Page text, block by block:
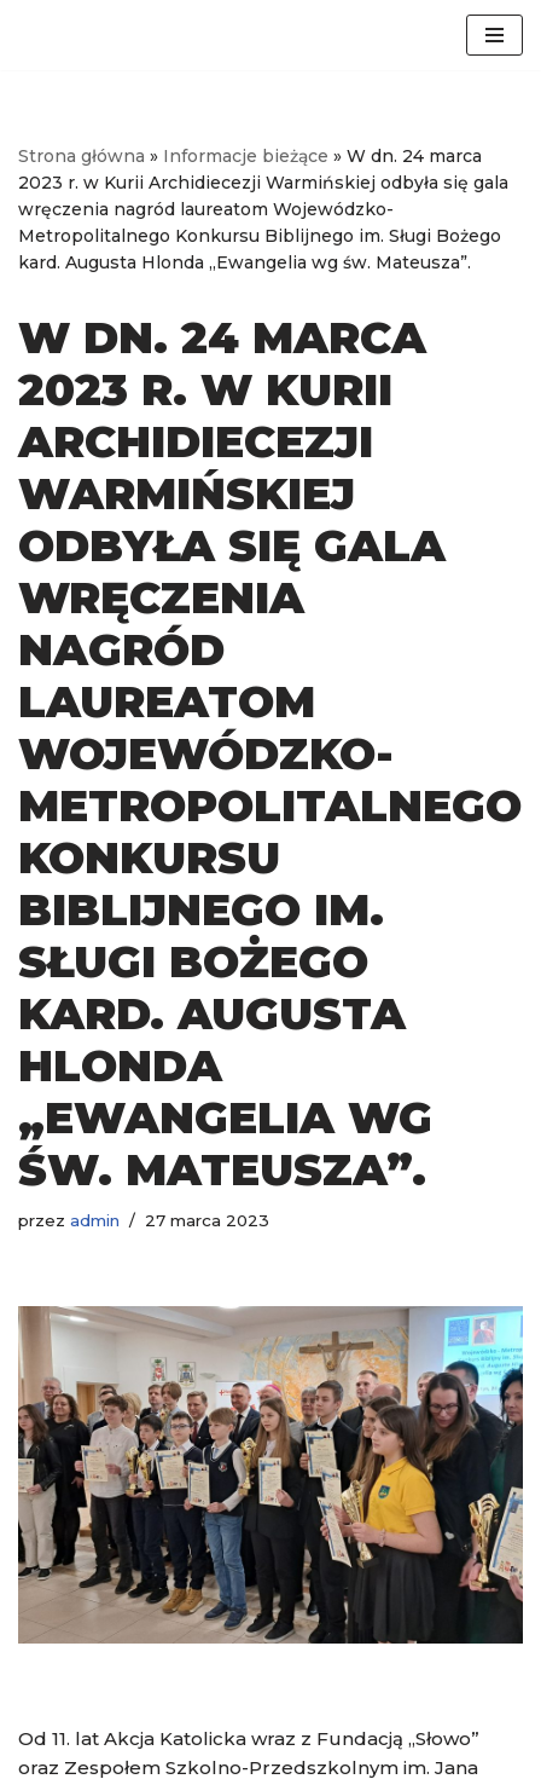
Strona główna » Informacje bieżące » W dn. 24 marca
2023 r. w Kurii Archidiecezji Warmińskiej odbyła się gala
wręczenia nagród laureatom Wojewódzko-
Metropolitalnego Konkursu Biblijnego im. Sługi Bożego
kard. Augusta Hlonda „Ewangelia wg św. Mateusza”.
W DN. 24 MARCA
2023 R. W KURII
ARCHIDIECEZJI
WARMIŃSKIEJ
ODBYŁA SIĘ GALA
WRĘCZENIA
NAGRÓD
LAUREATOM
WOJEWÓDZKO-
METROPOLITALNEGO
KONKURSU
BIBLIJNEGO IM.
SŁUGI BOŻEGO
KARD. AUGUSTA
HLONDA
„EWANGELIA WG
ŚW. MATEUSZA”.
przez admin 27 marca 2023
Od 11. lat Akcja Katolicka wraz z Fundacją „Słowo”
oraz Zespołem Szkolno-Przedszkolnym im. Jana